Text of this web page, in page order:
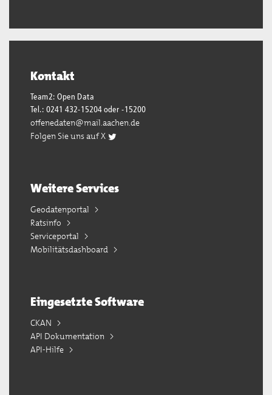
Kontakt
Team2: Open Data
Tel.: 0241 432-15204 oder -15200
offenedaten@mail.aachen.de
Folgen Sie uns auf X
Weitere Services
Geodatenportal
Ratsinfo
Serviceportal
Mobilitätsdashboard
Eingesetzte Software
CKAN
API Dokumentation
API-Hilfe